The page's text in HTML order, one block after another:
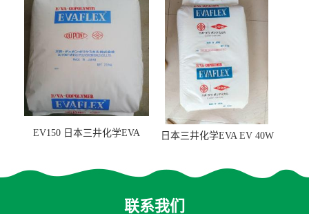
EV150 日本三井化学EVA
日本三井化学EVA EV 40W
联系我们